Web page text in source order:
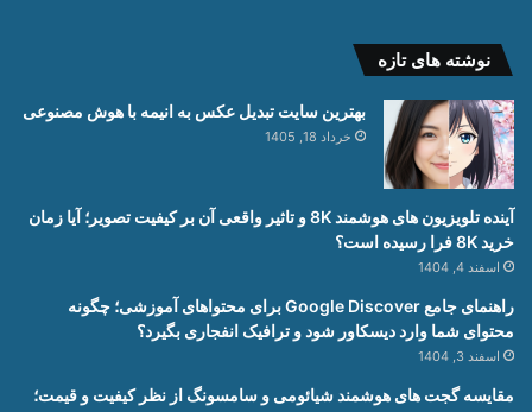
نوشته های تازه
بهترین سایت تبدیل عکس به انیمه با هوش مصنوعی
خرداد 18, 1405
آینده تلویزیون های هوشمند 8K و تاثیر واقعی آن بر کیفیت تصویر؛ آیا زمان
خرید 8K فرا رسیده است؟
اسفند 4, 1404
راهنمای جامع Google Discover برای محتواهای آموزشی؛ چگونه
محتوای شما وارد دیسکاور شود و ترافیک انفجاری بگیرد؟
اسفند 3, 1404
مقایسه گجت های هوشمند شیائومی و سامسونگ از نظر کیفیت و قیمت؛